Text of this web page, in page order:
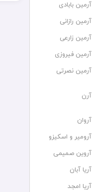
آرمین بابادی
آرمین رازانی
آرمین زارعی
آرمین فیروزی
آرمین نصرتی
آرن
آروان
آرومیر و اسکیزو
آروین صمیمی
آریا آبان
آریا امجد